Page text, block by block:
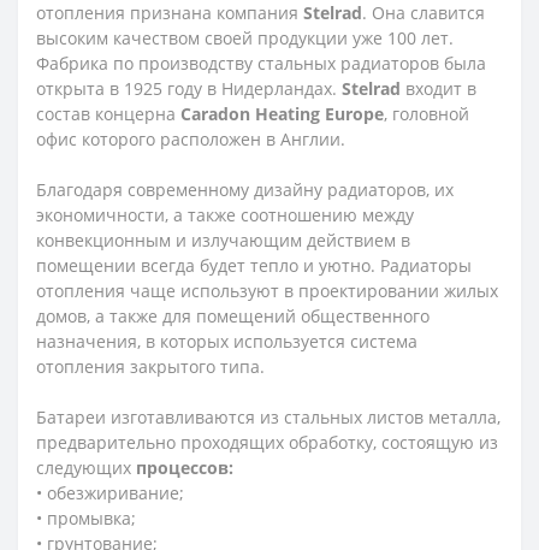
отопления признана компания Stelrad. Она славится
высоким качеством своей продукции уже 100 лет.
Фабрика по производству стальных радиаторов была
открыта в 1925 году в Нидерландах. Stelrad входит в
состав концерна Caradon Heating Europe, головной
офис которого расположен в Англии.
Благодаря современному дизайну радиаторов, их
экономичности, а также соотношению между
конвекционным и излучающим действием в
помещении всегда будет тепло и уютно. Радиаторы
отопления чаще используют в проектировании жилых
домов, а также для помещений общественного
назначения, в которых используется система
отопления закрытого типа.
Батареи изготавливаются из стальных листов металла,
предварительно проходящих обработку, состоящую из
следующих процессов:
• обезжиривание;
• промывка;
• грунтование;